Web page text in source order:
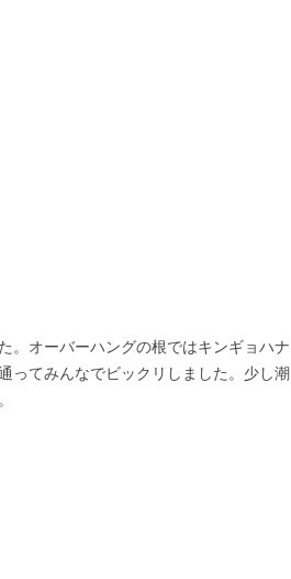
。オーバーハングの根ではキンギョハナ
ってみんなでビックリしました。少し潮